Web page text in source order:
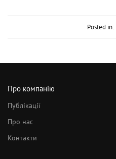
Posted in:
Про компанію
Публікації
Про нас
Контакти